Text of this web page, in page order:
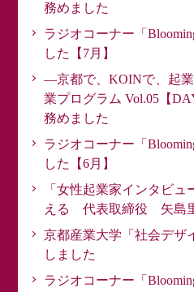
務めました
ラジオコーナー「
した【7月】
―京都で、KOINで、起
業プログラム Vol.05【
務めました
ラジオコーナー「
した【6月】
「女性起業家インタビュ
える 代表取締役 矢島
京都産業大学「社会デザ
しました
ラジオコーナー「